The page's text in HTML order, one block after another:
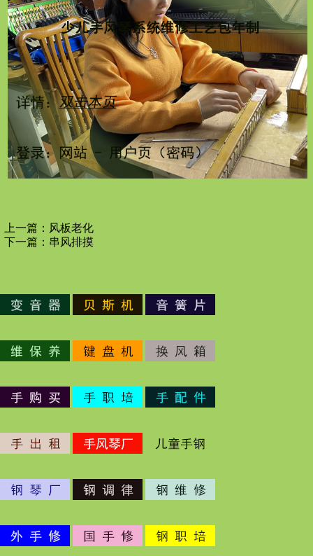
上一篇： 风板老化
下一篇： 串风排摸